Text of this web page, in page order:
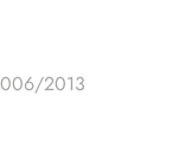
2013